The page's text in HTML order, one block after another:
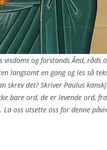
og forstands Ånd, råds
langsomt en gang og les så
skrev det? Skriver Paulus
bare ord, de er levende ord,
oss utsette oss for denne